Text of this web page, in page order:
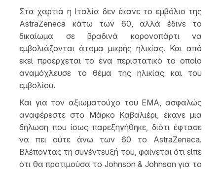
Στα χαρτιά η Ιταλία δεν έκανε το εμβόλιο της
AstraZeneca κάτω των 60, αλλά έδινε το
δικαίωμα σε βραδινά κορονοπάρτι να
εμβολιάζονται άτομα μικρής ηλικίας. Και από
εκεί προέρχεται το ένα περιστατικό το οποίο
αναμόχλευσε το θέμα της ηλικίας και του
εμβολίου.
Και για τον αξιωματούχο του ΕΜΑ, ασφαλώς
αναφέρεστε στο Μάρκο Καβαλιέρι, έκανε μια
δήλωση που ίσως παρεξηγήθηκε, διότι έφτασε
να πει ούτε άνω των 60 το AstraZeneca.
Βλέποντας τη συνέντευξή του, φαίνεται ότι είπε
ότι θα προτιμούσα το Johnson & Johnson για το